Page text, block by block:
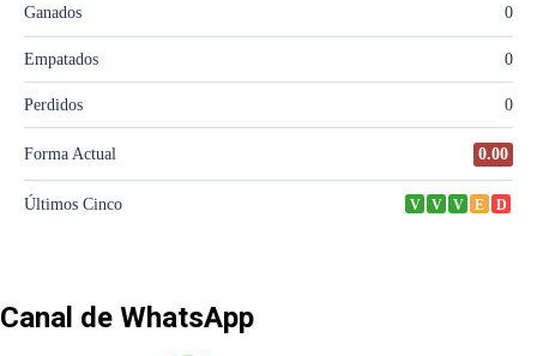
Canal de WhatsApp